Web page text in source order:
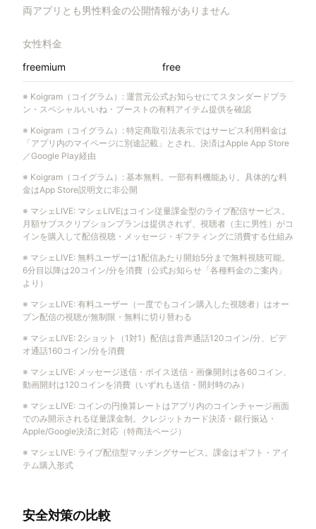
両アプリとも男性料金の公開情報がありません
女性料金
freemium
free
※ Koigram（コイグラム） : 運営元公式お知らせにてスタンダードプラ
ン・スペシャルいいね・ブーストの有料アイテム提供を確認
※ Koigram（コイグラム） : 特定商取引法表示ではサービス利用料金は
「アプリ内のマイページに別途記載」とされ、決済はApple App Store
／Google Play経由
※ Koigram（コイグラム） : 基本無料。一部有料機能あり。具体的な料
金はApp Store説明文に非公開
※ マシェLIVE: マシェLIVEはコイン従量課金型のライブ配信サービス。
月額サブスクリプションプランは提供されず、視聴者（主に男性）がコ
インを購入して配信視聴・メッセージ・ギフティングに消費する仕組み
※ マシェLIVE: 無料ユーザーは1配信あたり開始5分まで無料視聴可能。
6分目以降は20コイン/分を消費（公式お知らせ「各種料金のご案内」
より）
※ マシェLIVE: 有料ユーザー（一度でもコイン購入した視聴者）はオー
プン配信の視聴が無制限・無料に切り替わる
※ マシェLIVE: 2ショット（1対1）配信は音声通話120コイン/分、ビデ
オ通話160コイン/分を消費
※ マシェLIVE: メッセージ送信・ボイス送信・画像開封は各60コイン、
動画開封は120コインを消費（いずれも送信・開封時のみ）
※ マシェLIVE: コインの円換算レートはアプリ内のコインチャージ画面
でのみ開示される従量課金制。クレジットカード決済・銀行振込・
Apple/Google決済に対応（特商法ページ）
※ マシェLIVE: ライブ配信型マッチングサービス。課金はギフト・アイ
テム購入形式
安全対策の比較